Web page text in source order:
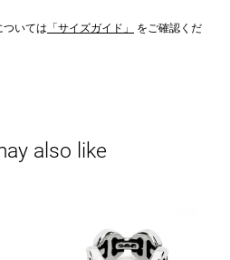
ついては 「サイズガイド」
をご確認くだ
also like